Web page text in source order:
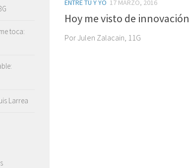
ENTRE TÚ Y YO 17 MARZO, 2016
Hoy me visto de innovación
Por Julen Zalacain, 11G
toca:
Larrea